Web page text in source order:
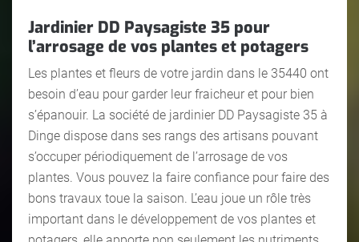
Jardinier DD Paysagiste 35 pour
l’arrosage de vos plantes et potagers
Les plantes et fleurs de votre jardin dans le 35440 ont
besoin d’eau pour garder leur fraicheur et pour bien
s’épanouir. La société de jardinier DD Paysagiste 35 à
Dinge dispose dans ses rangs des artisans pouvant
s’occuper périodiquement de l’arrosage de vos
plantes. Vous pouvez la faire confiance pour faire des
bons travaux toue la saison. L’eau joue un rôle très
important dans le développement de vos plantes et